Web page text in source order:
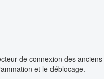
de connexion des anciens
et le déblocage.